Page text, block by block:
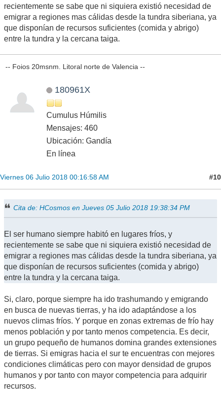
recientemente se sabe que ni siquiera existió necesidad de
emigrar a regiones mas cálidas desde la tundra siberiana, ya
que disponían de recursos suficientes (comida y abrigo)
entre la tundra y la cercana taiga.
-- Foios 20msnm. Litoral norte de Valencia --
180961X
Cumulus Húmilis
Mensajes: 460
Ubicación: Gandía
En línea
Viernes 06 Julio 2018 00:16:58 AM #10
Cita de: HCosmos en Jueves 05 Julio 2018 19:38:34 PM
El ser humano siempre habitó en lugares fríos, y
recientemente se sabe que ni siquiera existió necesidad de
emigrar a regiones mas cálidas desde la tundra siberiana, ya
que disponían de recursos suficientes (comida y abrigo)
entre la tundra y la cercana taiga.
Si, claro, porque siempre ha ido trashumando y emigrando
en busca de nuevas tierras, y ha ido adaptándose a los
nuevos climas fríos. Y porque en zonas extremas de frío hay
menos población y por tanto menos competencia. Es decir,
un grupo pequeño de humanos domina grandes extensiones
de tierras. Si emigras hacia el sur te encuentras con mejores
condiciones climáticas pero con mayor densidad de grupos
humanos y por tanto con mayor competencia para adquirir
recursos.